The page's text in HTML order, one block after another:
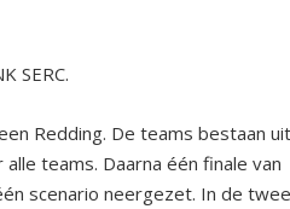
SERC.
Redding. De teams bestaan
teams. Daarna één finale van
scenario neergezet. In de